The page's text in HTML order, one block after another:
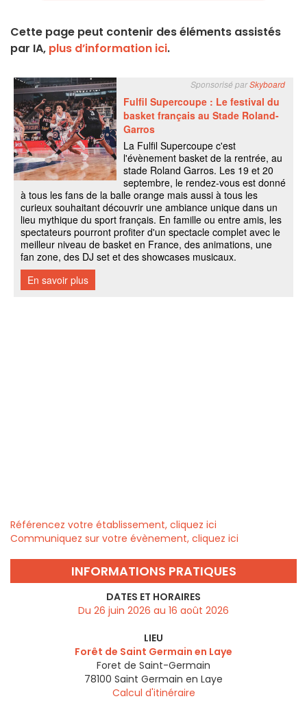
Cette page peut contenir des éléments assistés
par IA, plus d’information ici.
Référencez votre établissement, cliquez ici
Communiquez sur votre évènement, cliquez ici
INFORMATIONS PRATIQUES
DATES ET HORAIRES
Du 26 juin 2026 au 16 août 2026
LIEU
Forêt de Saint Germain en Laye
Foret de Saint-Germain
78100 Saint Germain en Laye
Calcul d'itinéraire